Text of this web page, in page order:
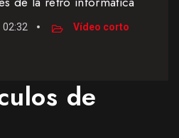
02:32 Vídeo corto
de